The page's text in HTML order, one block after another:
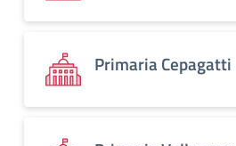
Primaria Cepagatti